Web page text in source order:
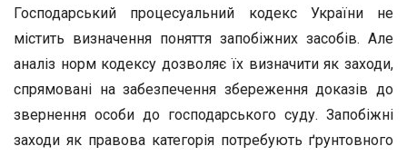
Господарський процесуальний кодекс України не
містить визначення поняття запобіжних засобів. Але
аналіз норм кодексу дозволяє їх визначити як заходи,
спрямовані на забезпечення збереження доказів до
звернення особи до господарського суду. Запобіжні
заходи як правова категорія потребують ґрунтовного